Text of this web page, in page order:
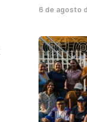
6 de agosto